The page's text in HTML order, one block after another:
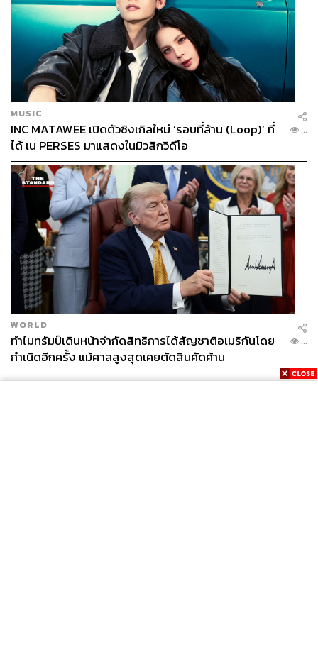
MUSIC
INC MATAWEE เปิดตัวซิงเกิลใหม่ ‘รอบที่ล้าน (Loop)’ ที่
ได้ เน PERSES มาแสดงในมิวสิกวิดีโอ
...
WORLD
ทำไมทรัมป์เดินหน้าจำกัดสิทธิการได้สัญชาติอเมริกันโดย
กำเนิดอีกครั้ง แม้ศาลสูงสุดเคยตัดสินคัดค้าน
...